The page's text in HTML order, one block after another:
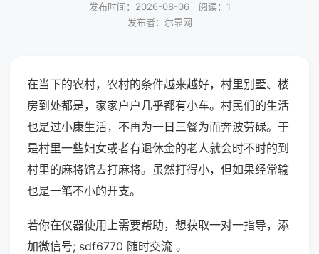
发布时间：2026-08-06｜阅读：1
发布者：尔靠网
在当下的农村，农村的条件越来越好，村里别墅、楼
房到处都是，家家户户几乎都有小车。村民们的生活
也是过小康生活，不再为一日三餐为而奔波劳碌。于
是村里一些妇女或者有退休金的老人就会时不时的到
村里的麻将馆去打麻将。虽然打得小，但如果经常输
也是一笔不小的开支。
若你在仪器使用上需要帮助，想获取一对一指导，添
加微信号; sdf6770 随时交流 。